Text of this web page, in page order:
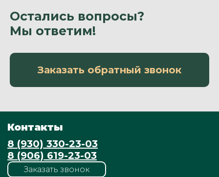
Остались вопросы?
Мы ответим!
Заказать обратный звонок
Контакты
8 (930) 330-23-03
8 (906) 619-23-03
Заказать звонок